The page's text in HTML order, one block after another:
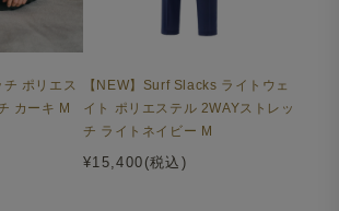
上品なワッフル生地
ワッフル生地は、肌にまとわりつかず熱
いので、暑い季節も快適に着用いただけ
ポリエス
カーキ M
【NEW】Surf Slacks ライトウェ
イト ポリエステル 2WAYストレッ
チ ライトネイビー M
¥15,400(税込)